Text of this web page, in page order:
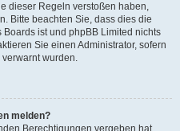
dieser Regeln verstoßen haben,
Bitte beachten Sie, dass dies die
ist und phpBB Limited nichts
Sie einen Administrator, sofern
wurden.
melden?
Berechtigungen vergeben hat,